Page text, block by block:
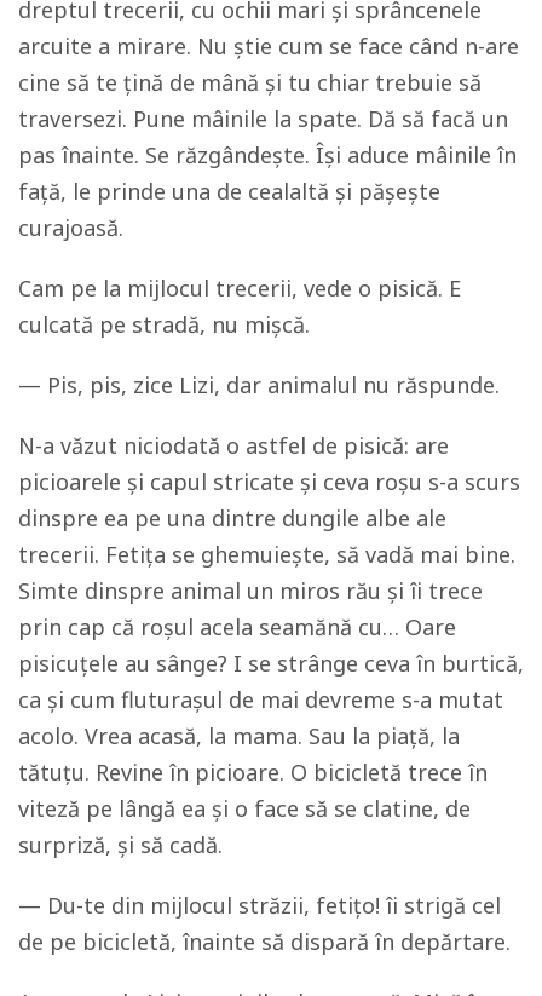
dreptul trecerii, cu ochii mari și sprâncenele
arcuite a mirare. Nu știe cum se face când n-are
cine să te țină de mână și tu chiar trebuie să
traversezi. Pune mâinile la spate. Dă să facă un
pas înainte. Se răzgândește. Își aduce mâinile în
față, le prinde una de cealaltă și pășește
curajoasă.
Cam pe la mijlocul trecerii, vede o pisică. E
culcată pe stradă, nu mișcă.
— Pis, pis, zice Lizi, dar animalul nu răspunde.
N-a văzut niciodată o astfel de pisică: are
picioarele și capul stricate și ceva roșu s-a scurs
dinspre ea pe una dintre dungile albe ale
trecerii. Fetița se ghemuiește, să vadă mai bine.
Simte dinspre animal un miros rău și îi trece
prin cap că roșul acela seamănă cu… Oare
pisicuțele au sânge? I se strânge ceva în burtică,
ca și cum fluturașul de mai devreme s-a mutat
acolo. Vrea acasă, la mama. Sau la piață, la
tătuțu. Revine în picioare. O bicicletă trece în
viteză pe lângă ea și o face să se clatine, de
surpriză, și să cadă.
— Du-te din mijlocul străzii, fetițo! îi strigă cel
de pe bicicletă, înainte să dispară în depărtare.